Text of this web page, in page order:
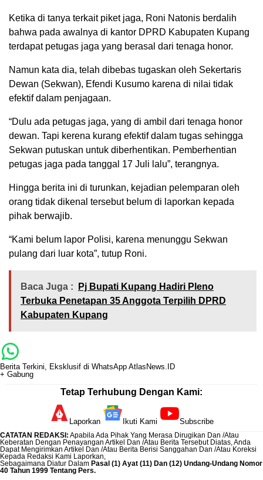
Ketika di tanya terkait piket jaga, Roni Natonis berdalih
bahwa pada awalnya di kantor DPRD Kabupaten Kupang
terdapat petugas jaga yang berasal dari tenaga honor.
Namun kata dia, telah dibebas tugaskan oleh Sekertaris
Dewan (Sekwan), Efendi Kusumo karena di nilai tidak
efektif dalam penjagaan.
“Dulu ada petugas jaga, yang di ambil dari tenaga honor
dewan. Tapi kerena kurang efektif dalam tugas sehingga
Sekwan putuskan untuk diberhentikan. Pemberhentian
petugas jaga pada tanggal 17 Juli lalu”, terangnya.
Hingga berita ini di turunkan, kejadian pelemparan oleh
orang tidak dikenal tersebut belum di laporkan kepada
pihak berwajib.
“Kami belum lapor Polisi, karena menunggu Sekwan
pulang dari luar kota”, tutup Roni.
Baca Juga :
Pj Bupati Kupang Hadiri Pleno
Terbuka Penetapan 35 Anggota Terpilih DPRD
Kabupaten Kupang
Berita Terkini, Eksklusif di WhatsApp AtlasNews.ID
+ Gabung
Tetap Terhubung Dengan Kami:
Laporkan Ikuti Kami Subscribe
CATATAN REDAKSI : Apabila Ada Pihak Yang Merasa Dirugikan Dan /Atau
Keberatan Dengan Penayangan Artikel Dan /Atau Berita Tersebut Diatas, Anda
Dapat Mengirimkan Artikel Dan /Atau Berita Berisi Sanggahan Dan /Atau Koreksi
Kepada Redaksi Kami Laporkan,
Sebagaimana Diatur Dalam Pasal (1) Ayat (11) Dan (12) Undang-Undang Nomor
40 Tahun 1999 Tentang Pers.